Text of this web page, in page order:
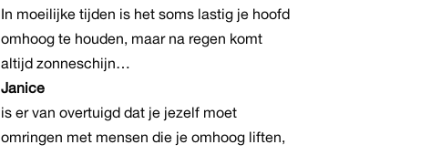
kan
gekozen
productpagina
In moeilijke tijden is het soms lastig je hoofd
omhoog te houden, maar na regen komt
altijd zonneschijn…
Janice
is er van overtuigd dat je jezelf moet
omringen met mensen die je omhoog liften,